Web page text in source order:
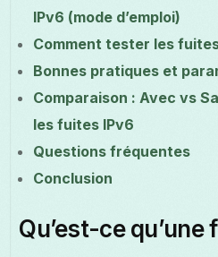
IPv6 (mode d’emploi)
Comment tester les
Bonnes pratiques et
Comparaison : Avec vs
les fuites IPv6
Questions fréquentes
Conclusion
Qu’est-ce qu’une